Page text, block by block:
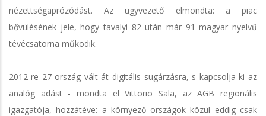
nézettségaprózódást. Az ügyvezető elmondta: a piac
bővülésének jele, hogy tavalyi 82 után már 91 magyar nyelvű
tévécsatorna működik.
2012-re 27 ország vált át digitális sugárzásra, s kapcsolja ki az
analóg adást - mondta el Vittorio Sala, az AGB regionális
igazgatója, hozzátéve: a környező országok közül eddig csak